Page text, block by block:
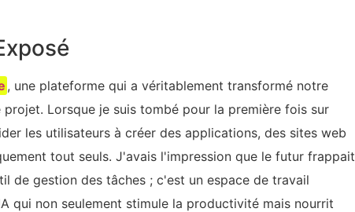
, une plateforme qui a véritablement transformé notre
Lorsque je suis tombé pour la première fois sur
les utilisateurs à créer des applications, des sites web
tout seuls. J'avais l'impression que le futur frappait
de gestion des tâches ; c'est un espace de travail
qui non seulement stimule la productivité mais nourrit